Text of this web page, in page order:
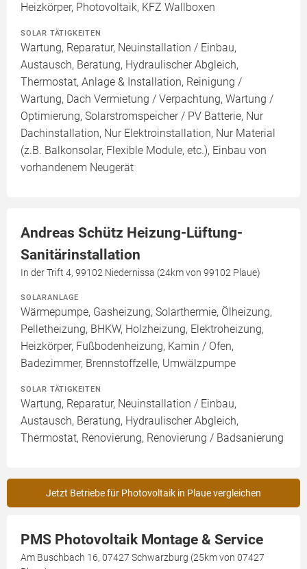
Heizkörper, Photovoltaik, KFZ Wallboxen
SOLAR TÄTIGKEITEN
Wartung, Reparatur, Neuinstallation / Einbau,
Austausch, Beratung, Hydraulischer Abgleich,
Thermostat, Anlage & Installation, Reinigung /
Wartung, Dach Vermietung / Verpachtung, Wartung /
Optimierung, Solarstromspeicher / PV Batterie, Nur
Dachinstallation, Nur Elektroinstallation, Nur Material
(z.B. Balkonsolar, Flexible Module, etc.), Einbau von
vorhandenem Neugerät
Andreas Schütz Heizung-Lüftung-
Sanitärinstallation
In der Trift 4, 99102 Niedernissa (24km von 99102 Plaue)
SOLARANLAGE
Wärmepumpe, Gasheizung, Solarthermie, Ölheizung,
Pelletheizung, BHKW, Holzheizung, Elektroheizung,
Heizkörper, Fußbodenheizung, Kamin / Ofen,
Badezimmer, Brennstoffzelle, Umwälzpumpe
SOLAR TÄTIGKEITEN
Wartung, Reparatur, Neuinstallation / Einbau,
Austausch, Beratung, Hydraulischer Abgleich,
Thermostat, Renovierung, Renovierung / Badsanierung
Jetzt Betriebe für Photovoltaik in Plaue vergleichen
PMS Photovoltaik Montage & Service
Am Buschbach 16, 07427 Schwarzburg (25km von 07427